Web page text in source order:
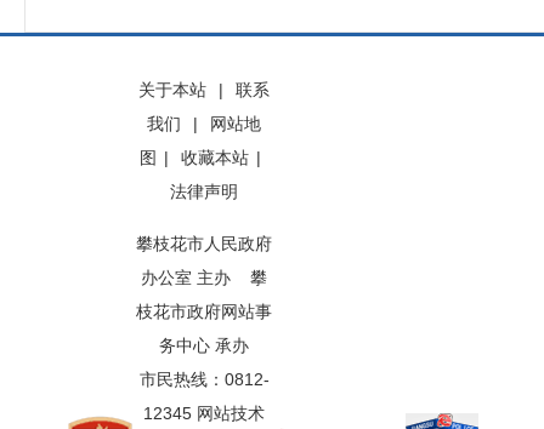
关于本站 |
联系
我们
|
网站地
图 | 收藏本站 |
法律声明
攀枝花市人民政府
办公室 主办 攀
枝花市政府网站事
务中心 承办
市民热线：0812-
12345 网站技术